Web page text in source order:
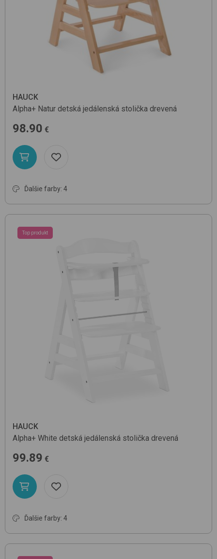
HAUCK
Alpha+ Natur detská jedálenská stolička drevená
98.90 €
Ďalšie farby: 4
Top produkt
HAUCK
Alpha+ White detská jedálenská stolička drevená
99.89 €
Ďalšie farby: 4